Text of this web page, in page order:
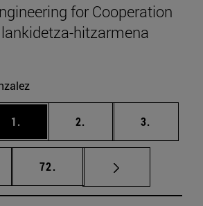
for Cooperation
hitzarmena
1. 2. 3.
orrialdeak Erabili TAB tekla
72.